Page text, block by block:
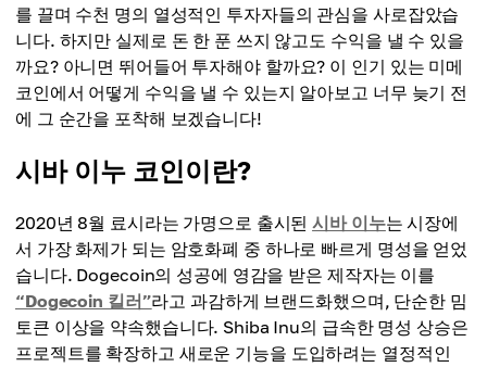
를 끌며 수천 명의 열성적인 투자자들의 관심을 사로잡았습
니다. 하지만 실제로 돈 한 푼 쓰지 않고도 수익을 낼 수 있을
까요? 아니면 뛰어들어 투자해야 할까요? 이 인기 있는 미메
코인에서 어떻게 수익을 낼 수 있는지 알아보고 너무 늦기 전
에 그 순간을 포착해 보겠습니다!
시바 이누 코인이란?
2020년 8월 료시라는 가명으로 출시된시바 이누는 시장에
서 가장 화제가 되는 암호화폐 중 하나로 빠르게 명성을 얻었
습니다. Dogecoin의 성공에 영감을 받은 제작자는 이를
“Dogecoin 킬러”라고 과감하게 브랜드화했으며, 단순한 밈
토큰 이상을 약속했습니다. Shiba Inu의 급속한 명성 상승은
프로젝트를 확장하고 새로운 기능을 도입하려는 열정적인